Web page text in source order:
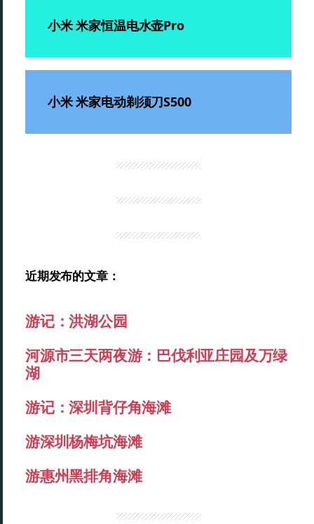
小米 米家恒温电水壶Pro
小米 米家电动剃须刀S500
近期发布的文章：
游记：洪湖公园
河源市三天两夜游：巴伐利亚庄园及万绿
湖
游记：深圳背仔角海滩
游深圳杨梅坑海滩
游惠州黑排角海滩